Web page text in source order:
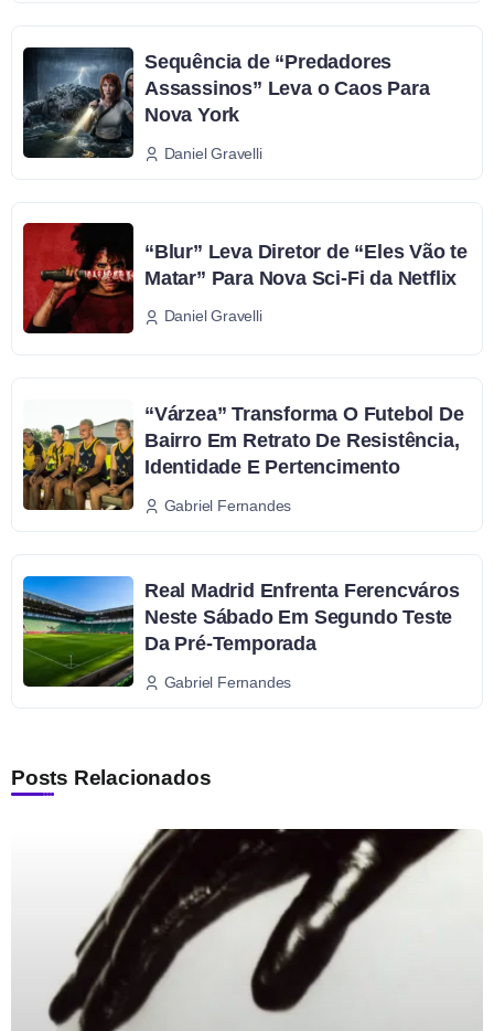
Sequência de “Predadores
Assassinos” Leva o Caos Para
Nova York
Daniel Gravelli
“Blur” Leva Diretor de “Eles Vão te
Matar” Para Nova Sci-Fi da Netflix
Daniel Gravelli
“Várzea” Transforma O Futebol De
Bairro Em Retrato De Resistência,
Identidade E Pertencimento
Gabriel Fernandes
Real Madrid Enfrenta Ferencváros
Neste Sábado Em Segundo Teste
Da Pré-Temporada
Gabriel Fernandes
Posts Relacionados